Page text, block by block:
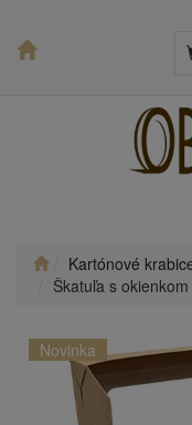
Kartónové
Škatuľa s
Novinka